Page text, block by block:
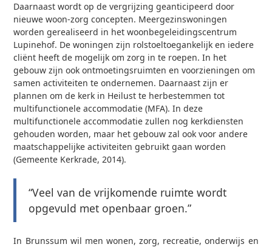
Daarnaast wordt op de vergrijzing geanticipeerd door
nieuwe woon-zorg concepten. Meergezinswoningen
worden gerealiseerd in het woonbegeleidingscentrum
Lupinehof. De woningen zijn rolstoeltoegankelijk en iedere
cliënt heeft de mogelijk om zorg in te roepen. In het
gebouw zijn ook ontmoetingsruimten en voorzieningen om
samen activiteiten te ondernemen. Daarnaast zijn er
plannen om de kerk in Heilust te herbestemmen tot
multifunctionele accommodatie (MFA). In deze
multifunctionele accommodatie zullen nog kerkdiensten
gehouden worden, maar het gebouw zal ook voor andere
maatschappelijke activiteiten gebruikt gaan worden
(Gemeente Kerkrade, 2014).
“Veel van de vrijkomende ruimte wordt
opgevuld met openbaar groen.”
In Brunssum wil men wonen, zorg, recreatie, onderwijs en